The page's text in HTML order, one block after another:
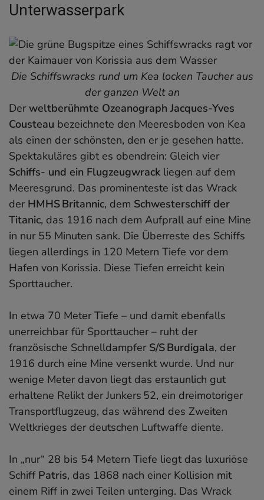
Unterwasserpark
Die Schiffswracks rund um Kea locken Taucher aus
der ganzen Welt an
Derweltberühmte Ozeanograph Jacques-Yves
Cousteau bezeichnete den Meeresboden von Kea
als einen der schönsten, den er je gesehen hatte.
Spektakuläres gibt es obendrein: Gleich vier
Schiffs- und ein Flugzeugwrack liegen auf dem
Meeresgrund. Das prominenteste ist das Wrack
der HMHS Britannic, dem Schwesterschiff der
Titanic, das 1916 nach dem Aufprall auf eine Mine
in nur 55 Minuten sank. Die Überreste des Schiffs
liegen allerdings in 120 Metern Tiefe vor dem
Hafen von Korissia. Diese Tiefen erreicht kein
Sporttaucher.
In etwa 70 Meter Tiefe – und damit ebenfalls
unerreichbar für Sporttaucher – ruht der
französische Schnelldampfer S/S Burdigala, der
1916 durch eine Mine versenkt wurde. Und nur
wenige Meter davon liegt das erstaunlich gut
erhaltene Relikt der Junkers 52, ein dreimotoriger
Transportflugzeug, das während des Zweiten
Weltkrieges der deutschen Luftwaffe diente.
In „nur“ 28 bis 54 Metern Tiefe liegt das luxuriöse
Schiff Patris, das 1868 nach einer Kollision mit
einem Riff in zwei Teilen unterging. Das Wrack